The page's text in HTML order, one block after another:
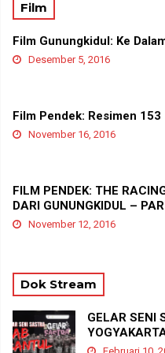
Film
Film Gunungkidul: Ke
Desember 5, 2016
Film Pendek: Resimen 153
November 16, 2016
FILM PENDEK: THE
DARI GUNUNGKIDUL –
November 12, 2016
Dok Stream
GELAR SENI